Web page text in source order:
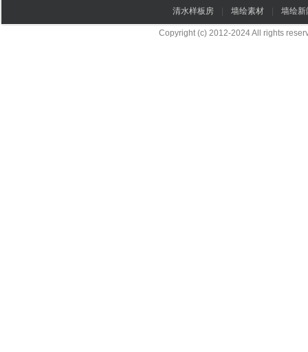
清水样板房 墙绘素材 墙绘新
Copyright (c) 2012-2024 All rights